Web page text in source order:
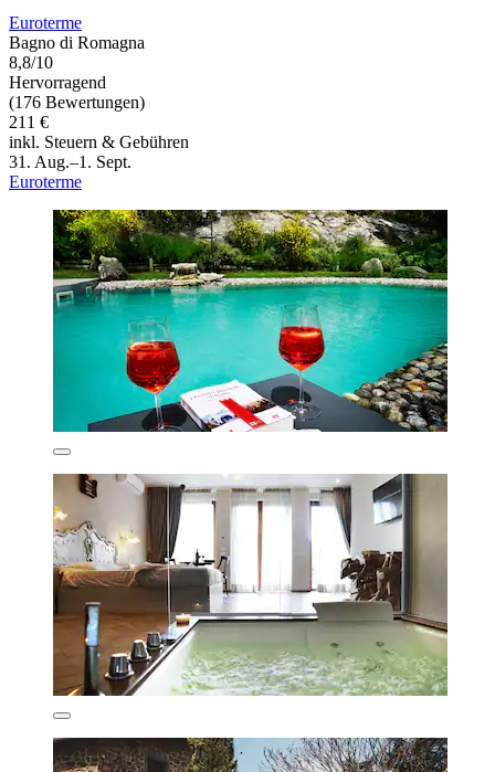
Euroterme
Bagno di Romagna
8,8/10
Hervorragend
(176 Bewertungen)
211 €
inkl. Steuern & Gebühren
31. Aug.–1. Sept.
Euroterme